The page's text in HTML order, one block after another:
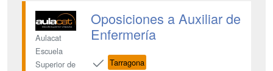
Aulacat
Escuela
Superior de
Oposiciones a Auxiliar de
Enfermería
Tarragona